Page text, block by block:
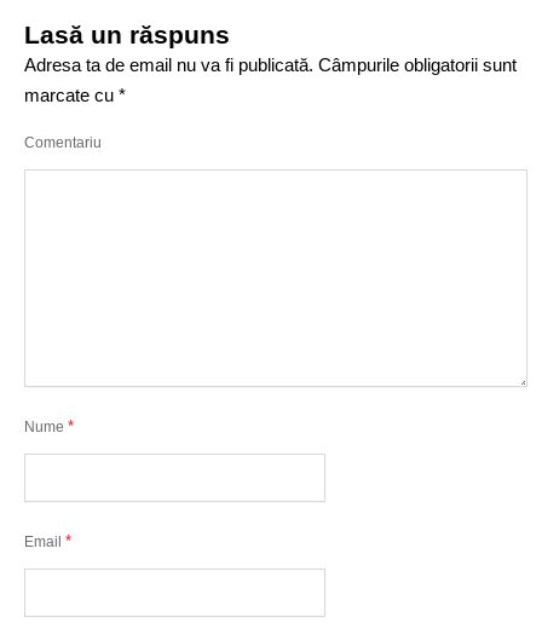
Lasă un răspuns
Adresa ta de email nu va fi publicată. Câmpurile obligatorii sunt
marcate cu *
Comentariu
Nume *
Email *